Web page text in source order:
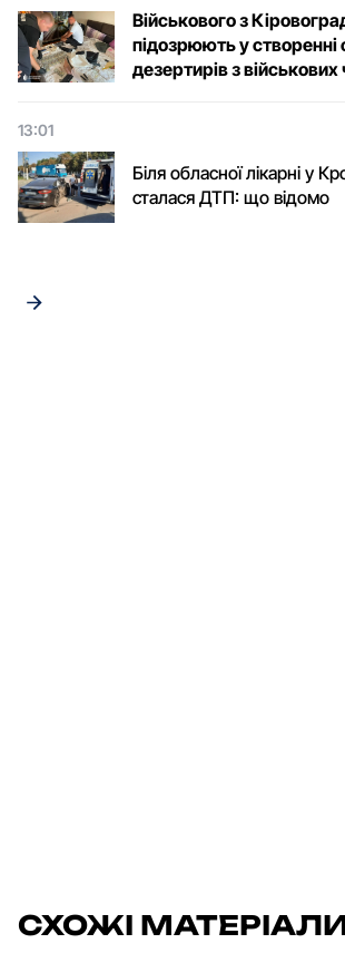
Військового з
підозрюють у створенні
дезертирів з військових
13:01
Біля обласної лікарні у
сталася ДТП: що відомо
СХОЖІ